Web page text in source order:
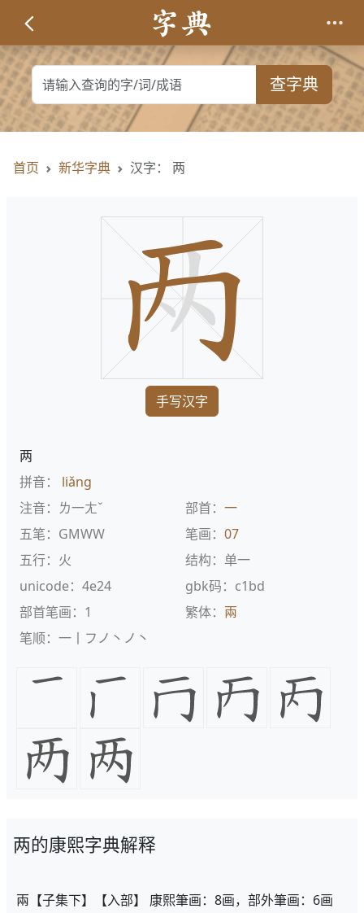
查字典
首页 新华字典 汉字： 两
手写汉字
两
拼音： liǎng
注音：ㄌ一ㄤˇ
部首： 一
五笔：GMWW
笔画： 07
五行：火
结构：单一
unicode：4e24
gbk码：c1bd
部首笔画：1
繁体： 兩
笔顺：一丨フノ丶ノ丶
两的康熙字典解释
兩【子集下】【入部】 康熙筆画：8画，部外筆画：6画